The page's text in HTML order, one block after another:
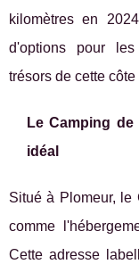
kilomètres en
d'options pour
trésors de cette
Le Camping
idéal
Situé à Plomeur, le
comme
Cette adresse